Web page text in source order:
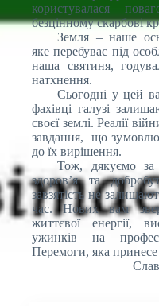
користувалася
безцінному скарбові
Земля – наше
яке перебуває під
наша святиня,
натхнення.
Сьогодні у цей
фахівці галузі
своєї землі. Реалії
завдання, що
до їх вирішення.
Тож, дякуємо
здоров’я та
завзятість не
час. Нових вам
життєвої енергії,
ужинків на
Перемоги, яка